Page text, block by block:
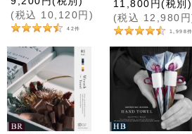
(税込 10,120円 )
42件
11,800円(税別)
(税込 12,980 円
1,998件